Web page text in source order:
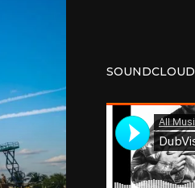
SOUNDCLOUD